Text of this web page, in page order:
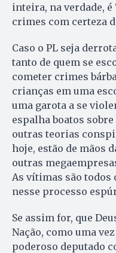
inteira, na verdade,
crimes com certeza
Caso o PL seja
tanto de quem se
cometer crimes
crianças em uma
uma garota a se
espalha boatos
outras teorias
hoje, estão de mãos
outras
As vítimas são todos
nesse processo
Se assim for, que
Nação, como uma
poderoso deputado